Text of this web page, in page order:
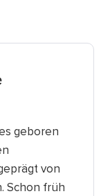
geboren
von
Schon früh